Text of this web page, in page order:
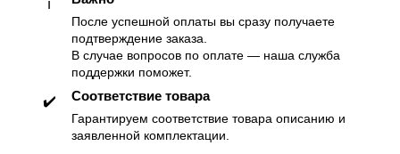
ℹ️
После успешной оплаты вы сразу получаете
подтверждение заказа.
В случае вопросов по оплате — наша служба
поддержки поможет.
✔️ Соответствие товара
Гарантируем соответствие товара описанию и
заявленной комплектации.